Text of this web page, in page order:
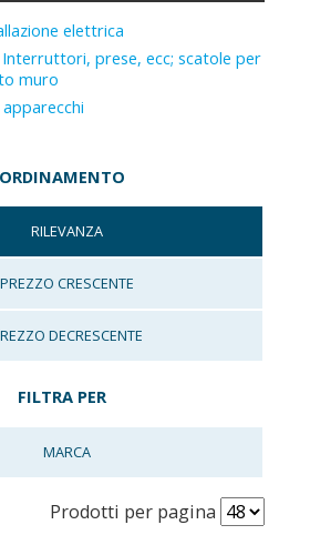
elettrica
Interruttori, prese, ecc; scatole per
muro
ORDINAMENTO
RILEVANZA
PREZZO CRESCENTE
DECRESCENTE
FILTRA PER
MARCA
Prodotti per pagina